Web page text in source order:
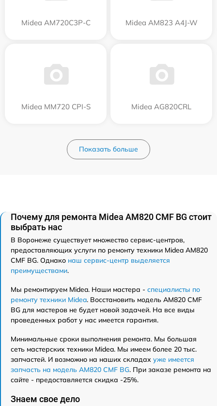
Midea AM720C3P-C Midea AM823 A4J-W
Midea MM720 CPI-S Midea AG820CRL
Показать больше
Почему для ремонта Midea AM820 CMF BG стоит
выбрать нас
В Воронеже существует множество сервис-центров,
предоставляющих услуги по ремонту техники Midea AM820
CMF BG. Однако наш сервис-центр выделяется
преимуществами.
Мы ремонтируем Midea. Наши мастера - специалисты по
ремонту техники Midea. Восстановить модель AM820 CMF
BG для мастеров не будет новой задачей. На все виды
проведенных работ у нас имеется гарантия.
Минимальные сроки выполнения ремонта. Мы большая
сеть мастерских техники Midea. Мы имеем более 20 тыс.
запчастей. И возможно на наших складах уже имеется
запчасть на модель AM820 CMF BG. При заказе ремонта на
сайте - предоставляется скидка -25%.
Знаем свое дело